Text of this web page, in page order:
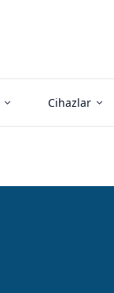
Cihazlar